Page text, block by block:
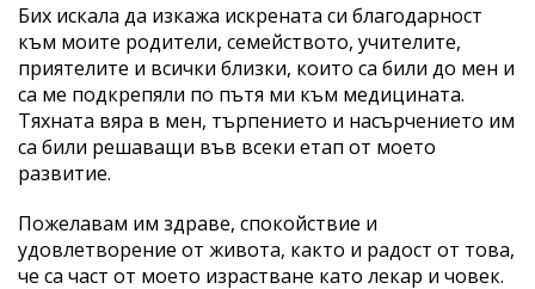
Бих искала да изкажа искрената си благодарност
към моите родители, семейството, учителите,
приятелите и всички близки, които са били до мен и
са ме подкрепяли по пътя ми към медицината.
Тяхната вяра в мен, търпението и насърчението им
са били решаващи във всеки етап от моето
развитие.
Пожелавам им здраве, спокойствие и
удовлетворение от живота, както и радост от това,
че са част от моето израстване като лекар и човек.